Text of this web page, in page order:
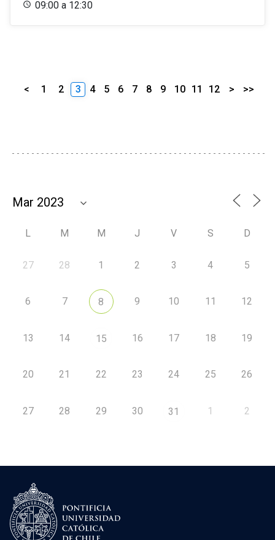
09:00 a 12:30
< 1 2 3 4 5 6 7 8 9 10 11 12 > >>
L M M J V S D
27 28 1 2 3 4 5
6 7 8 9 10 11 12
13 14 15 16 17 18 19
20 21 22 23 24 25 26
27 28 29 30 31 1 2